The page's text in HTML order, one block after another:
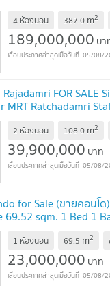
!
4 ห้องนอน 387.0 m2
189,000,000 บา
05/08/
FOR SALE
MRT Ratchadamri
2 ห้องนอน 108.0 m2
39,900,000 บาท
05/08/
for Sale (ขายคอนโ
69.52 sqm. 1 Bed 1
ONLY 23MB
1 ห้องนอน 69.5 m2
23,000,000 บาท
05/08/